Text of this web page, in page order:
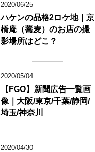
2020/06/25
ハケンの品格2ロケ地｜京
橋庵（蕎麦）のお店の撮
影場所はどこ？
2020/05/04
【FGO】新聞広告一覧画
像｜大阪/東京/千葉/静岡/
埼玉/神奈川
2020/04/30